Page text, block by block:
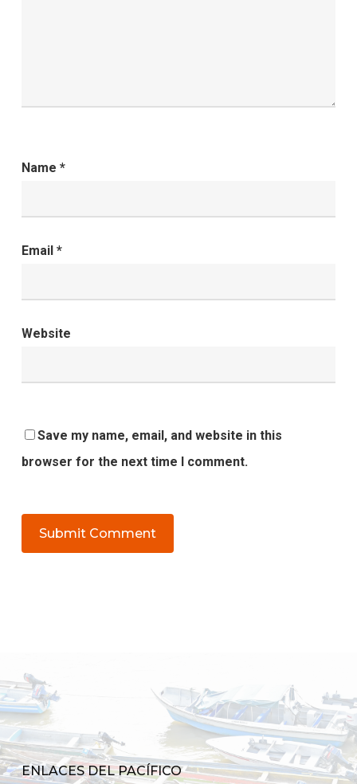
Name *
Email *
Website
Save my name, email, and website in this
browser for the next time I comment.
ENLACES DEL PACÍFICO